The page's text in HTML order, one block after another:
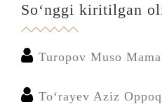
So‘nggi kiritilgan
Turopov Muso
To‘rayev Aziz